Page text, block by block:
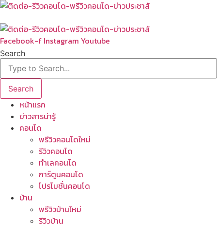
Skip
content
Facebook-f Instagram Youtube
Search
Search
หน้าแรก
ข่าวสารน่ารู้
คอนโด
พรีวิวคอนโดใหม่
รีวิวคอนโด
ทำเลคอนโด
การ์ตูนคอนโด
โปรโมชั่นคอนโด
บ้าน
พรีวิวบ้านใหม่
รีวิวบ้าน